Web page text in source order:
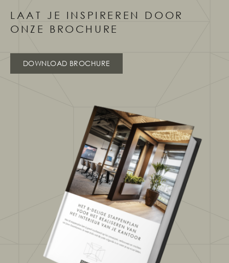
LAAT JE INSPIREREN DOOR
ONZE BROCHURE
DOWNLOAD BROCHURE